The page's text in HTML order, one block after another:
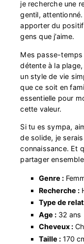
je recherche une
gentil,
apporter du positif
gens que j’aime.
Mes passe-
détente à la
un style de vie
que ce soit en
essentielle pour
cette valeur.
Si tu es sympa,
de solide, je
connaissance. Et
partager
Genre :
Recherche :
Type de
Age :32 ans
Cheveux :
Taille :170